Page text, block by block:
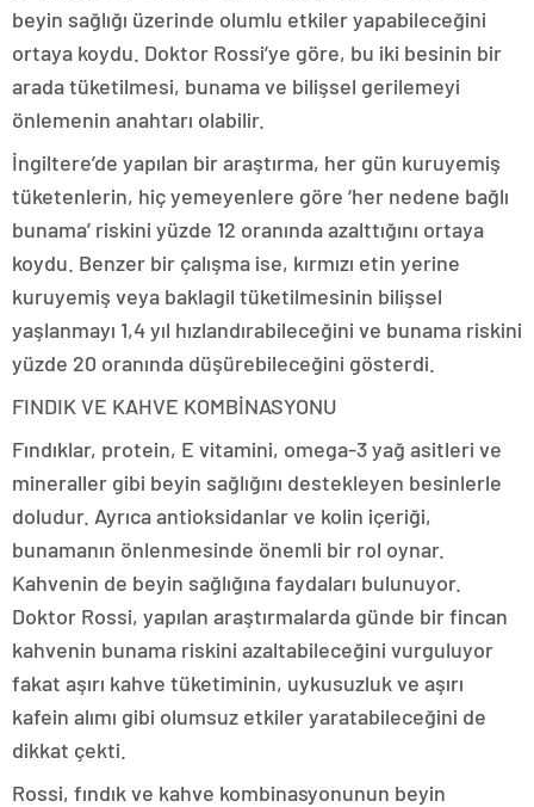
beyin sağlığı üzerinde olumlu etkiler yapabileceğini
ortaya koydu. Doktor Rossi’ye göre, bu iki besinin bir
arada tüketilmesi, bunama ve bilişsel gerilemeyi
önlemenin anahtarı olabilir.
İngiltere’de yapılan bir araştırma, her gün kuruyemiş
tüketenlerin, hiç yemeyenlere göre ‘her nedene bağlı
bunama’ riskini yüzde 12 oranında azalttığını ortaya
koydu. Benzer bir çalışma ise, kırmızı etin yerine
kuruyemiş veya baklagil tüketilmesinin bilişsel
yaşlanmayı 1,4 yıl hızlandırabileceğini ve bunama riskini
yüzde 20 oranında düşürebileceğini gösterdi.
FINDIK VE KAHVE KOMBİNASYONU
Fındıklar, protein, E vitamini, omega-3 yağ asitleri ve
mineraller gibi beyin sağlığını destekleyen besinlerle
doludur. Ayrıca antioksidanlar ve kolin içeriği,
bunamanın önlenmesinde önemli bir rol oynar.
Kahvenin de beyin sağlığına faydaları bulunuyor.
Doktor Rossi, yapılan araştırmalarda günde bir fincan
kahvenin bunama riskini azaltabileceğini vurguluyor
fakat aşırı kahve tüketiminin, uykusuzluk ve aşırı
kafein alımı gibi olumsuz etkiler yaratabileceğini de
dikkat çekti.
Rossi, fındık ve kahve kombinasyonunun beyin